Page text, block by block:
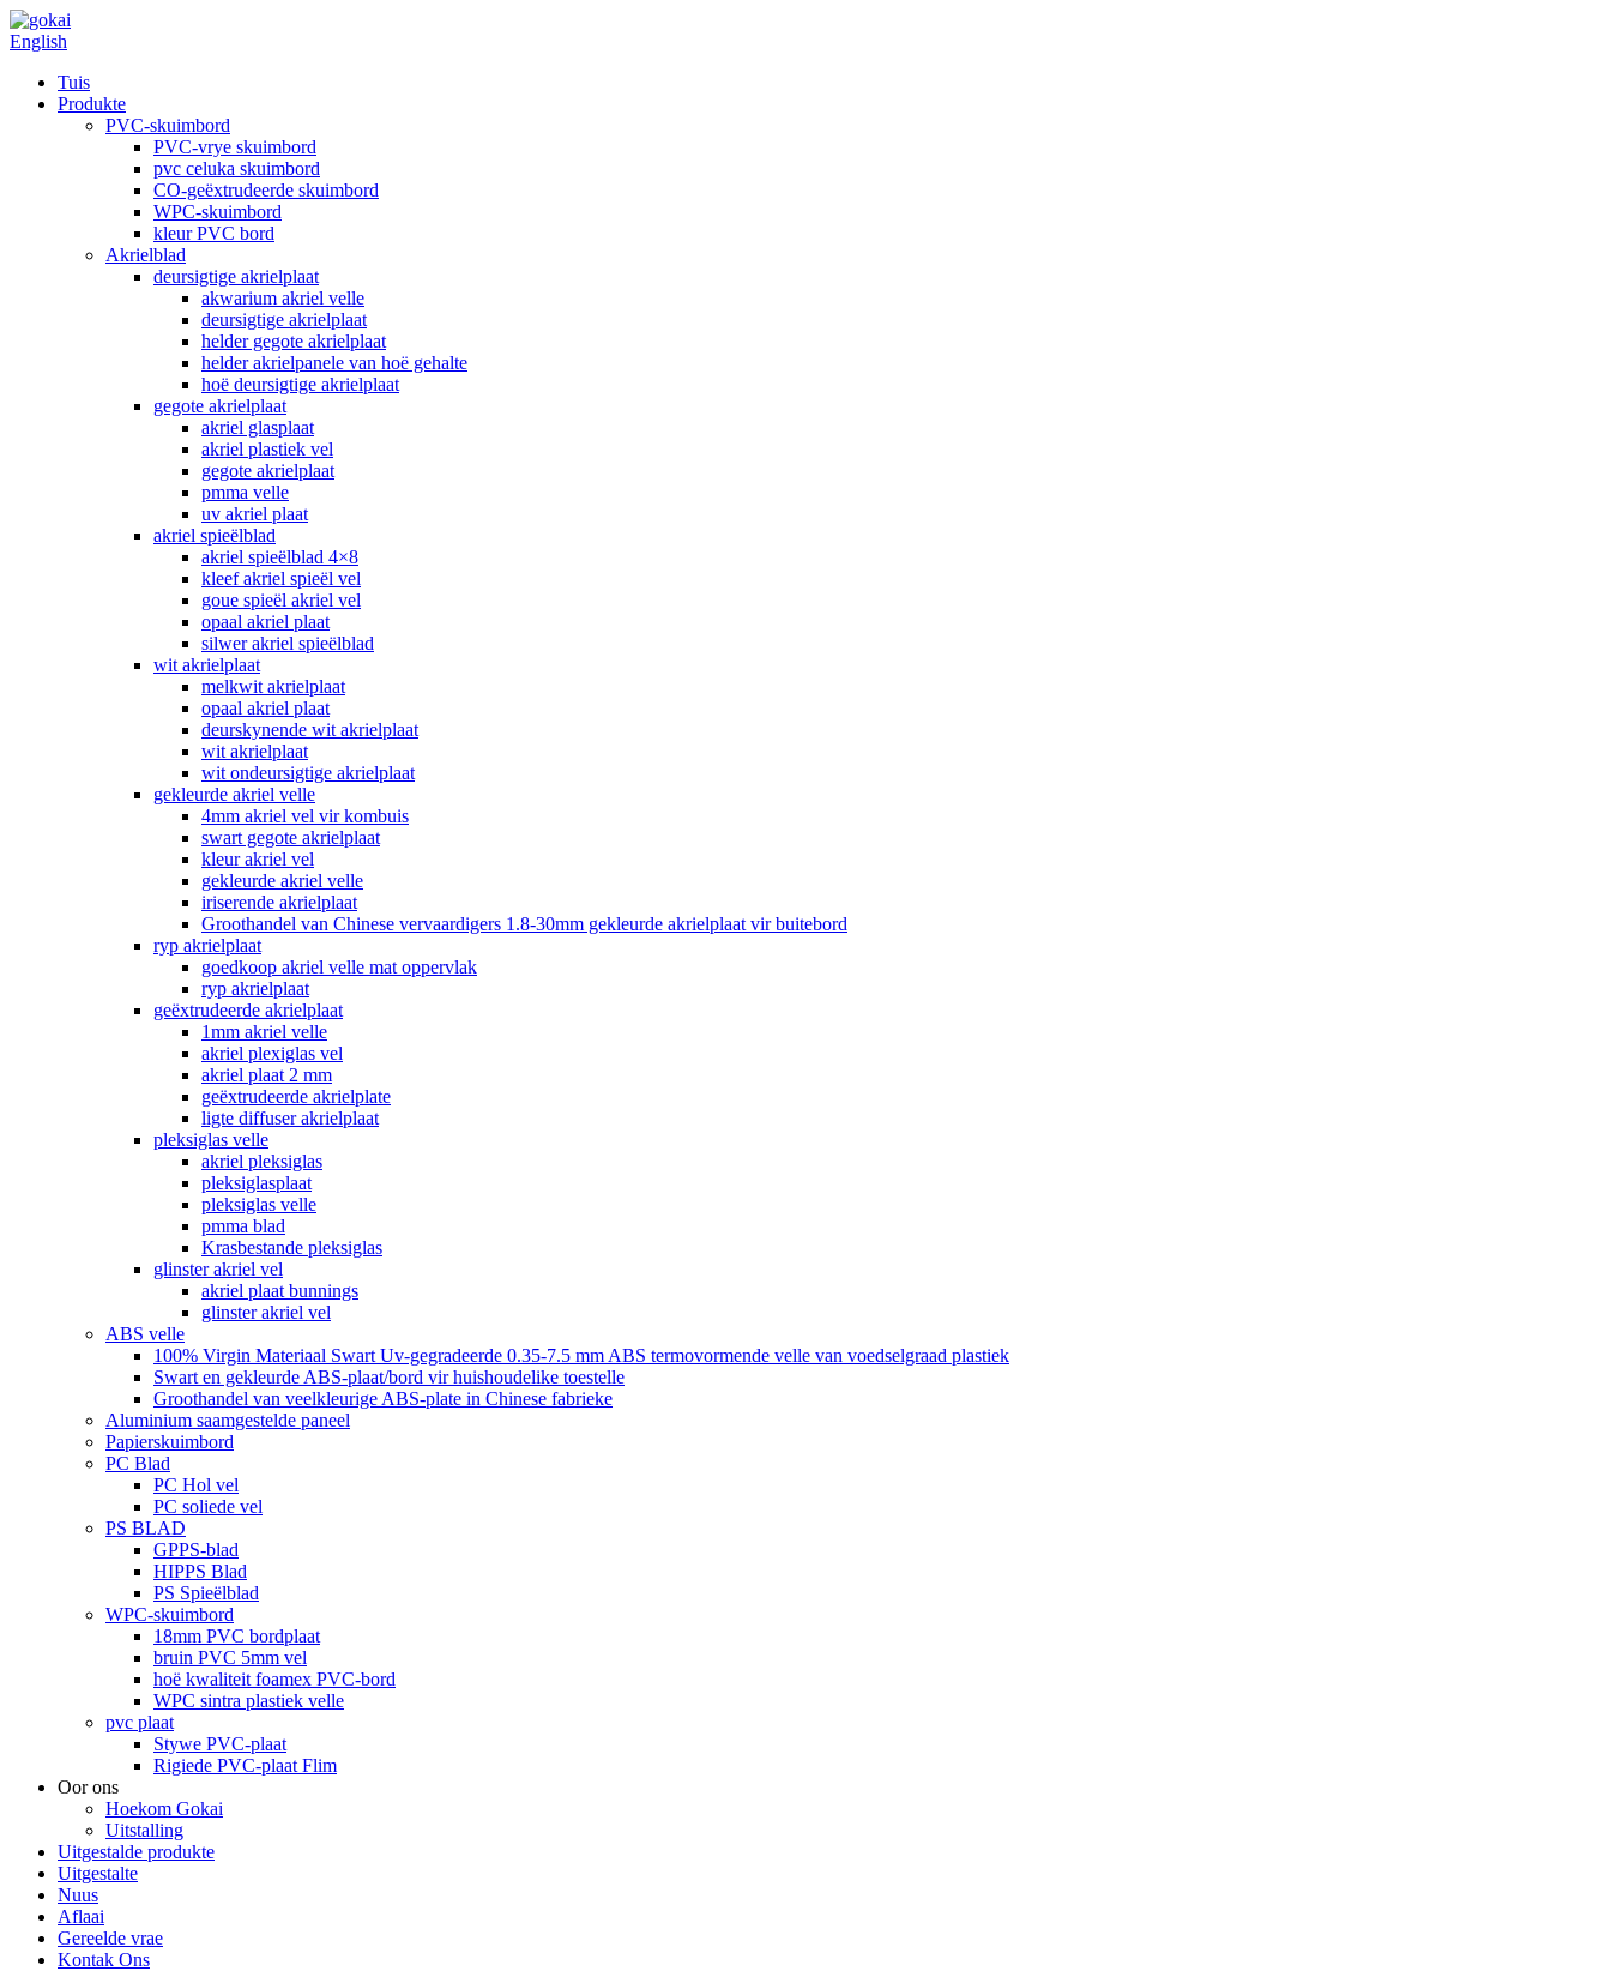
English
Tuis
Produkte
PVC-skuimbord
PVC-vrye skuimbord
pvc celuka skuimbord
CO-geëxtrudeerde skuimbord
WPC-skuimbord
kleur PVC bord
Akrielblad
deursigtige akrielplaat
akwarium akriel velle
deursigtige akrielplaat
helder gegote akrielplaat
helder akrielpanele van hoë gehalte
hoë deursigtige akrielplaat
gegote akrielplaat
akriel glasplaat
akriel plastiek vel
gegote akrielplaat
pmma velle
uv akriel plaat
akriel spieëlblad
akriel spieëlblad 4×8
kleef akriel spieël vel
goue spieël akriel vel
opaal akriel plaat
silwer akriel spieëlblad
wit akrielplaat
melkwit akrielplaat
opaal akriel plaat
deurskynende wit akrielplaat
wit akrielplaat
wit ondeursigtige akrielplaat
gekleurde akriel velle
4mm akriel vel vir kombuis
swart gegote akrielplaat
kleur akriel vel
gekleurde akriel velle
iriserende akrielplaat
Groothandel van Chinese vervaardigers 1.8-30mm gekleurde akrielplaat vir buitebord
ryp akrielplaat
goedkoop akriel velle mat oppervlak
ryp akrielplaat
geëxtrudeerde akrielplaat
1mm akriel velle
akriel plexiglas vel
akriel plaat 2 mm
geëxtrudeerde akrielplate
ligte diffuser akrielplaat
pleksiglas velle
akriel pleksiglas
pleksiglasplaat
pleksiglas velle
pmma blad
Krasbestande pleksiglas
glinster akriel vel
akriel plaat bunnings
glinster akriel vel
ABS velle
100% Virgin Materiaal Swart Uv-gegradeerde 0.35-7.5 mm ABS termovormende velle van voedselgraad plastiek
Swart en gekleurde ABS-plaat/bord vir huishoudelike toestelle
Groothandel van veelkleurige ABS-plate in Chinese fabrieke
Aluminium saamgestelde paneel
Papierskuimbord
PC Blad
PC Hol vel
PC soliede vel
PS BLAD
GPPS-blad
HIPPS Blad
PS Spieëlblad
WPC-skuimbord
18mm PVC bordplaat
bruin PVC 5mm vel
hoë kwaliteit foamex PVC-bord
WPC sintra plastiek velle
pvc plaat
Stywe PVC-plaat
Rigiede PVC-plaat Flim
Oor ons
Hoekom Gokai
Uitstalling
Uitgestalde produkte
Uitgestalte
Nuus
Aflaai
Gereelde vrae
Kontak Ons